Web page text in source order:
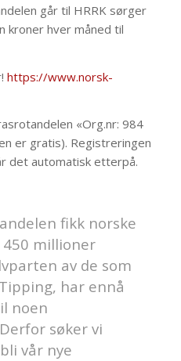
går til HRRK sørger
kroner hver måned til
https://www.norsk-
«Org.nr: 984
er gratis). Registreringen
det automatisk etterpå.
fikk norske
millioner
av de som
har ennå
noen
søker vi
vår nye